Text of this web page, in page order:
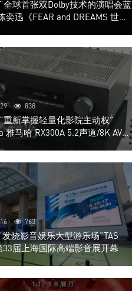
全球首张双Dolby技术的演唱会蓝
奕迅《FEAR and DREAMS 世界
838
重新掌握轻量化影院主动权”
雅马哈 RX300A 5.2声道/8K AV放
763
烧影音娱乐大型游乐场”TAS
33届上海国际高端影音展开幕